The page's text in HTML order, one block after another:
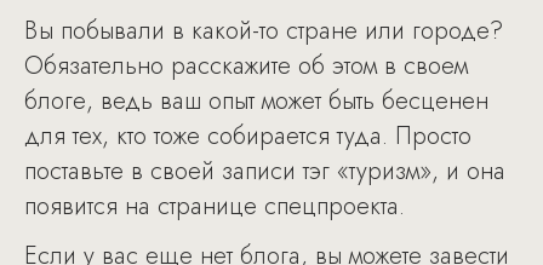
Вы побывали в какой-то стране или городе?
Обязательно расскажите об этом в своем
блоге, ведь ваш опыт может быть бесценен
для тех, кто тоже собирается туда. Просто
поставьте в своей записи тэг «туризм», и она
появится на странице спецпроекта.
Если у вас еще нет блога, вы можете завести